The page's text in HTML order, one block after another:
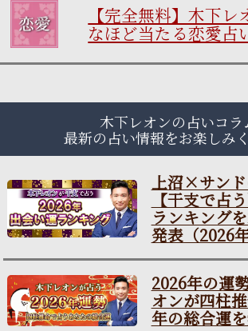
【完全無料】木下
なほど当たる恋愛占
木下レオンの占いコラ
最新の占い情報をお楽しみ
上沼×サン
【干支で占
ランキング
発表（2026
2026年の運
オンが四柱
年の総合運